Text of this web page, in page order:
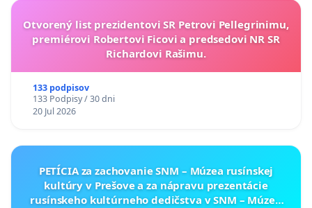
Otvorený list prezidentovi SR Petrovi Pellegrinimu,
premiérovi Robertovi Ficovi a predsedovi NR SR
Richardovi Rašimu.
133 podpisov
133 Podpisy / 30 dni
20 Jul 2026
PETÍCIA za zachovanie SNM – Múzea rusínskej
kultúry v Prešove a za nápravu prezentácie
rusínskeho kultúrneho dedičstva v SNM – Múzeu